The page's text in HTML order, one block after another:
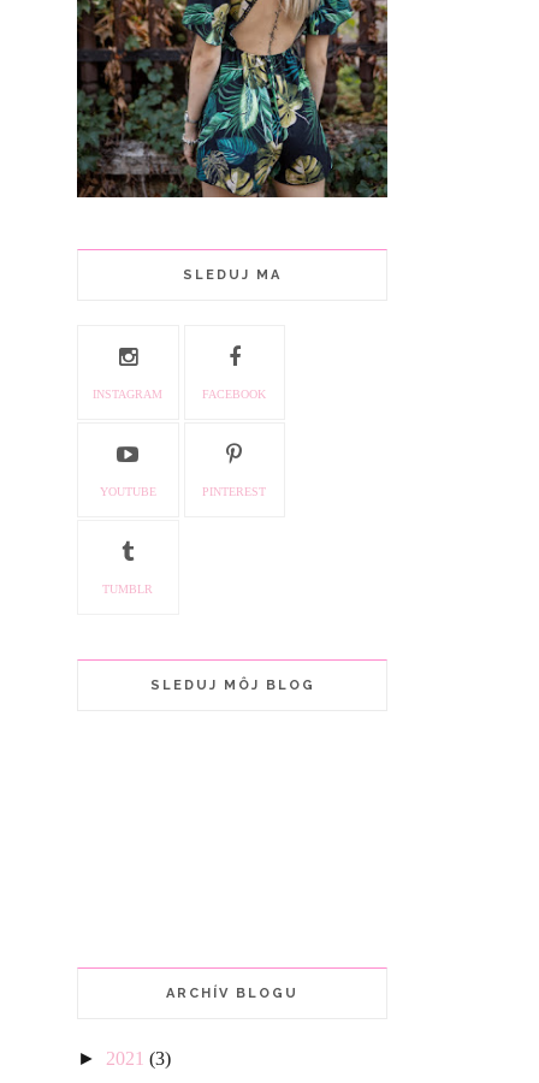
SLEDUJ MA
INSTAGRAM FACEBOOK
YOUTUBE PINTEREST
TUMBLR
SLEDUJ MÔJ BLOG
ARCHÍV BLOGU
► 2021 (3)